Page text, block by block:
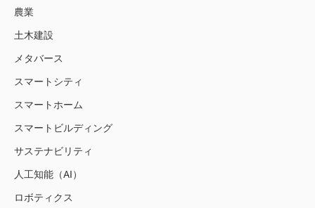
農業
土木建設
メタバース
スマートシティ
スマートホーム
スマートビルディング
サステナビリティ
人工知能（AI）
ロボティクス